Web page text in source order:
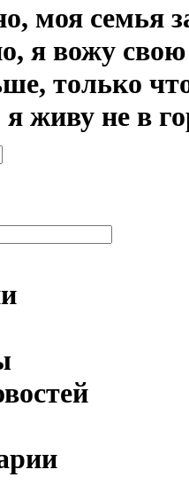
моя семья
я вожу
только
живу не в